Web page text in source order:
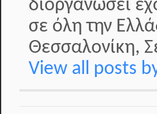
διοργανώσει
σε όλη την
Θεσσαλονίκη,
View all posts